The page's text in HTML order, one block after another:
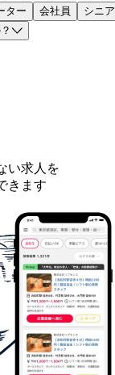
ター 会社員 シニア
い求人を
きます